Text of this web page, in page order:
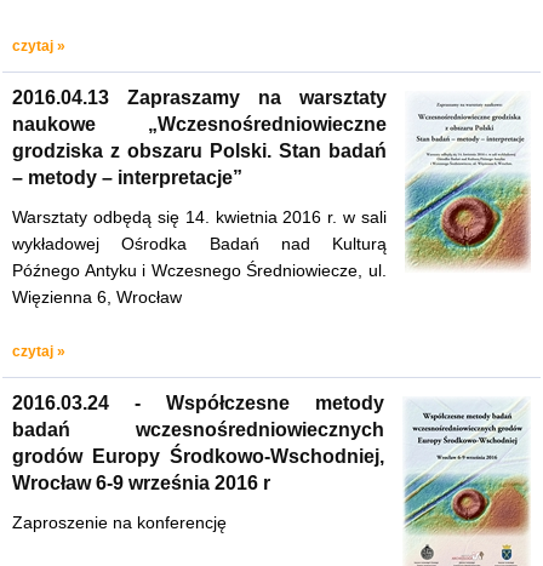
czytaj »
2016.04.13 Zapraszamy na warsztaty
naukowe „Wczesnośredniowieczne
grodziska z obszaru Polski. Stan badań
– metody – interpretacje”
Warsztaty odbędą się 14. kwietnia 2016 r. w sali
wykładowej Ośrodka Badań nad Kulturą
Późnego Antyku i Wczesnego Średniowiecze, ul.
Więzienna 6, Wrocław
czytaj »
2016.03.24 - Współczesne metody
badań wczesnośredniowiecznych
grodów Europy Środkowo-Wschodniej,
Wrocław 6-9 września 2016 r
Zaproszenie na konferencję